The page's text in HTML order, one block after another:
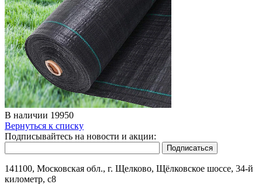
В наличии 19950
Вернуться к списку
Подписывайтесь на новости и акции:
141100, Московская обл., г. Щелково, Щёлковское шоссе, 34-й
километр, с8